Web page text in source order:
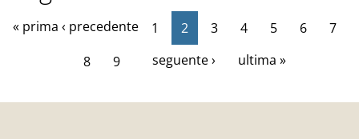
« prima ‹ precedente 1 2 3 4 5 6
7
8
9 seguente › ultima »